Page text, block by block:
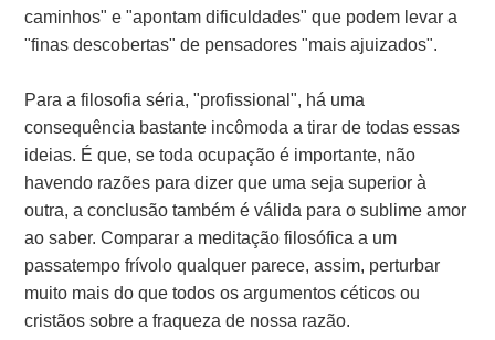
caminhos" e "apontam dificuldades" que podem levar a
"finas descobertas" de pensadores "mais ajuizados".
Para a filosofia séria, "profissional", há uma
consequência bastante incômoda a tirar de todas essas
ideias. É que, se toda ocupação é importante, não
havendo razões para dizer que uma seja superior à
outra, a conclusão também é válida para o sublime amor
ao saber. Comparar a meditação filosófica a um
passatempo frívolo qualquer parece, assim, perturbar
muito mais do que todos os argumentos céticos ou
cristãos sobre a fraqueza de nossa razão.